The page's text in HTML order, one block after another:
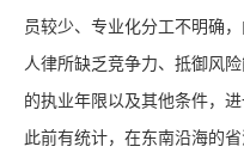
员较少、专业化分工不明确，
人律所缺乏竞争力、抵御风
的执业年限以及其他条件，进
此前有统计， 在东南沿海的